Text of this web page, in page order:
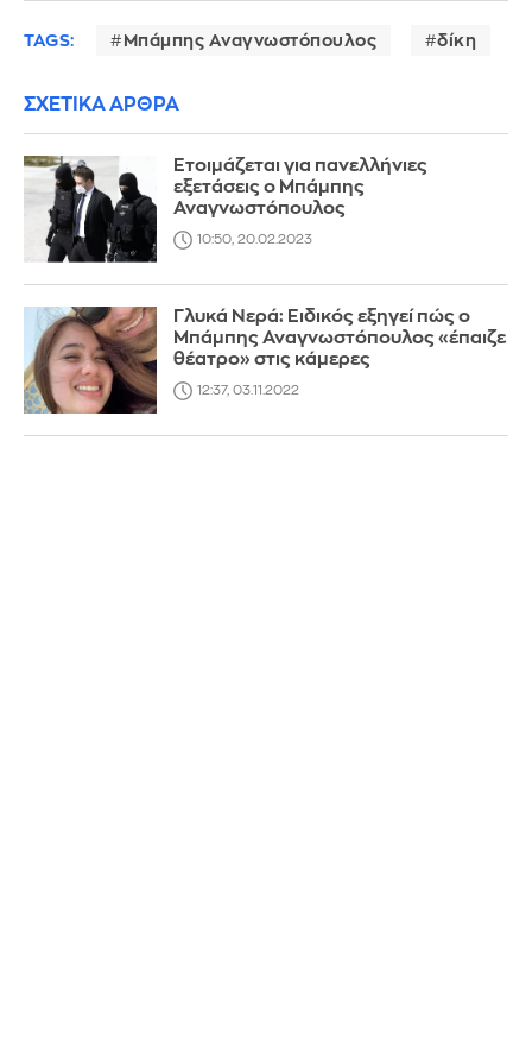
TAGS: Μπάμπης Αναγνωστόπουλος δίκη
ΣΧΕΤΙΚΑ ΑΡΘΡΑ
Ετοιμάζεται για πανελλήνιες
εξετάσεις ο Μπάμπης
Αναγνωστόπουλος
10:50, 20.02.2023
Γλυκά Νερά: Ειδικός εξηγεί πώς ο
Μπάμπης Αναγνωστόπουλος «έπαιζε
θέατρο» στις κάμερες
12:37, 03.11.2022